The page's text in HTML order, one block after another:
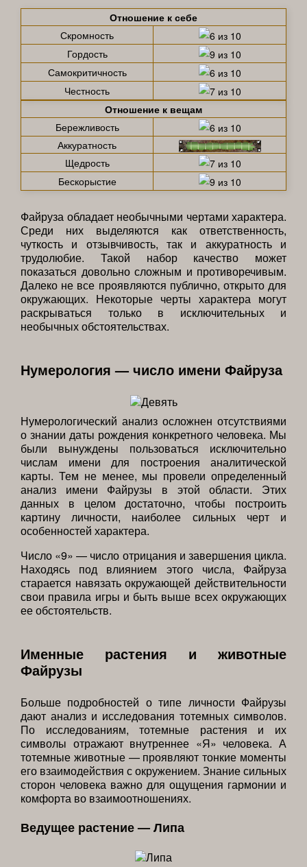
Отношение к себе
Скромность
Гордость
Самокритичность
Честность
Отношение к вещам
Бережливость
Аккуратность
Щедрость
Бескорыстие
Файруза обладает необычными чертами характера.
Среди них выделяются как ответственность,
чуткость и отзывчивость, так и аккуратность и
трудолюбие. Такой набор качество может
показаться довольно сложным и противоречивым.
Далеко не все проявляются публично, открыто для
окружающих. Некоторые черты характера могут
раскрываться только в исключительных и
необычных обстоятельствах.
Нумерология — число имени Файруза
Нумерологический анализ осложнен отсутствиями
о знании даты рождения конкретного человека. Мы
были вынуждены пользоваться исключительно
числам имени для построения аналитической
карты. Тем не менее, мы провели определенный
анализ имени Файрузы в этой области. Этих
данных в целом достаточно, чтобы построить
картину личности, наиболее сильных черт и
особенностей характера.
Число «9» — число отрицания и завершения цикла.
Находясь под влиянием этого числа, Файруза
старается навязать окружающей действительности
свои правила игры и быть выше всех окружающих
ее обстоятельств.
Именные растения и животные
Файрузы
Больше подробностей о типе личности Файрузы
дают анализ и исследования тотемных символов.
По исследованиям, тотемные растения и их
символы отражают внутреннее «Я» человека. А
тотемные животные — проявляют тонкие моменты
его взаимодействия с окружением. Знание сильных
сторон человека важно для ощущения гармонии и
комфорта во взаимоотношениях.
Ведущее растение — Липа